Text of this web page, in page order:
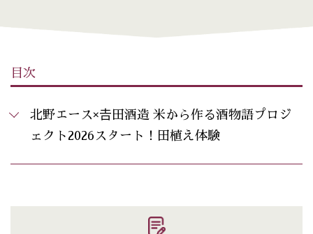
目次
北野エース×𠮷田酒造 米から作る酒物語プロジ
ェクト2026スタート！田植え体験